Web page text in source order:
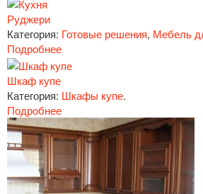
Руджери
Категория: Готовые решения, Мебель
Подробнее
Шкаф купе
Категория: Шкафы купе.
Подробнее